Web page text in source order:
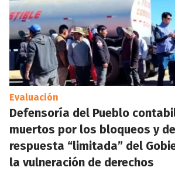
Evaluación
Defensoría del Pueblo
muertos por los bloqueos y
respuesta “limitada” del
la vulneración de derechos